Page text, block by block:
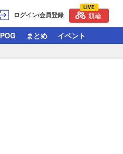
ログイン/会員登録
LIVE
競輪
POG まとめ イベント